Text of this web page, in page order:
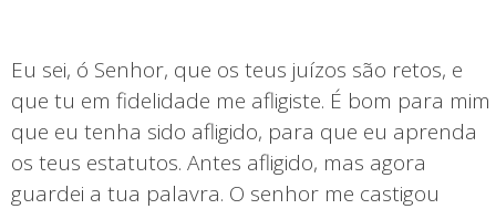
Eu sei, ó Senhor, que os teus juízos são retos, e
que tu em fidelidade me afligiste. É bom para mim
que eu tenha sido afligido, para que eu aprenda
os teus estatutos. Antes afligido, mas agora
guardei a tua palavra. O senhor me castigou